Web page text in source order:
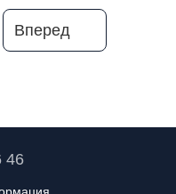
Вперед
46